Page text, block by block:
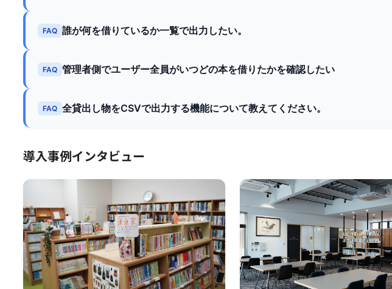
FAQ 誰が何を借りているか一覧で出力したい。
FAQ 管理者側でユーザー全員がいつどの本を借りたかを確認したい
FAQ 全貸出し物をCSVで出力する機能について教えてください。
導入事例インタビュー